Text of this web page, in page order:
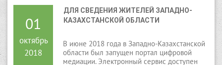
задолженность в сумме 232 111 тенге.
Истец просил взыскать с ответчика данную
01
октябрь
2018
ДЛЯ СВЕДЕНИЯ ЖИТЕЛЕЙ ЗАПАДНО-
КАЗАХСТАНСКОЙ ОБЛАСТИ
В июне 2018 года в Западно-Казахстанской
области был запущен портал цифровой
медиации. Электронный сервис доступен